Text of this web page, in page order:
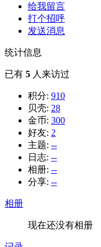
给我留言
打个招呼
发送消息
统计信息
已有 5 人来访过
积分: 910
贝壳: 28
金币: 300
好友: 2
主题: --
日志: --
相册: --
分享: --
相册
现在还没有相册